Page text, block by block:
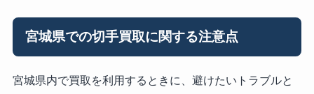
宮城県での切手買取に関する注意点
宮城県内で買取を利用するときに、避けたいトラブルと